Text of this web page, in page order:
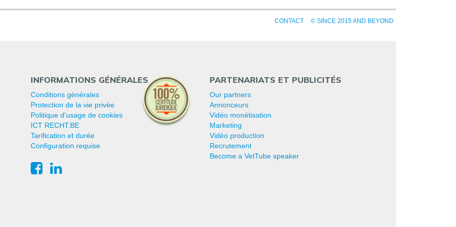
CONTACT © SINCE 2015 AND BEYOND
INFORMATIONS GÉNÉRALES
Conditions générales
Protection de la vie privée
Politique d'usage de cookies
ICT RECHT.BE
Tarification et durée
Configuration requise
PARTENARIATS ET PUBLICITÉS
Our partners
Annonceurs
Vidéo monétisation
Marketing
Vidéo production
Recrutement
Become a VetTube speaker